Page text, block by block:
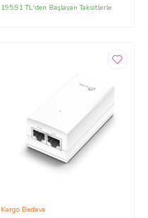
195,91 TL'den Başlayan Taksitlerle
Kargo Bedava